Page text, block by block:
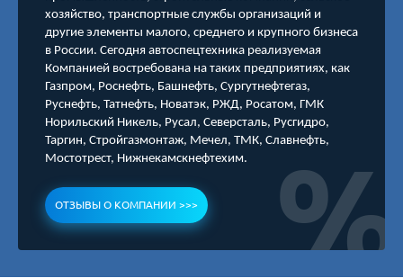
хозяйство, транспортные службы организаций и
другие элементы малого, среднего и крупного бизнеса
в России. Сегодня автоспецтехника реализуемая
Компанией востребована на таких предприятиях, как
Газпром, Роснефть, Башнефть, Сургутнефтегаз,
Руснефть, Татнефть, Новатэк, РЖД, Росатом, ГМК
Норильский Никель, Русал, Северсталь, Русгидро,
Таргин, Стройгазмонтаж, Мечел, ТМК, Славнефть,
Мостотрест, Нижнекамскнефтехим.
ОТЗЫВЫ О КОМПАНИИ >>>